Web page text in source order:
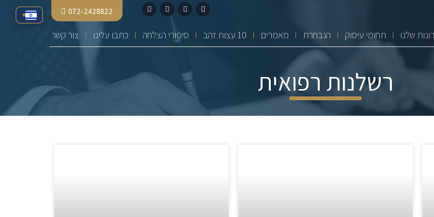
072-2428822
שלנו תחומי עיסוק הנבחרת מאמרים 10 עצות זהב סיפורי הצלחה כתבו עלינו צור קשר
רשלנות רפואית
▾